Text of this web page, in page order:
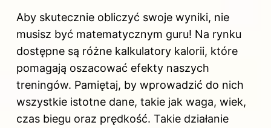
Aby skutecznie obliczyć swoje wyniki, nie
musisz być matematycznym guru! Na rynku
dostępne są różne kalkulatory kalorii, które
pomagają oszacować efekty naszych
treningów. Pamiętaj, by wprowadzić do nich
wszystkie istotne dane, takie jak waga, wiek,
czas biegu oraz prędkość. Takie działanie